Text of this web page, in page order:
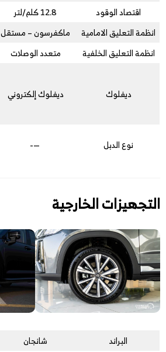
اقتصاد الوقود
12.8 كلم/لتر
انظمة التعليق الامامية
ماكفرسون – مستقل
انظمة التعليق الخلفية
متعدد الوصلات
ديفلوك ديفلوك إلكتروني
نوع الدبل —-
التجهيزات الخارجية
البراند شانجان